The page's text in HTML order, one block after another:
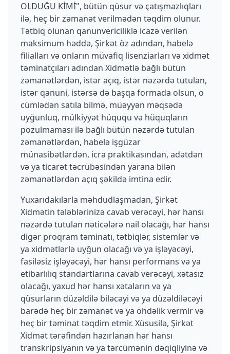
OLDUĞU KİMİ", bütün qüsur və çatışmazlıqları
ilə, heç bir zəmanət verilmədən təqdim olunur.
Tətbiq olunan qanunvericiliklə icazə verilən
maksimum həddə, Şirkət öz adından, habelə
filialları və onların müvafiq lisenziarları və xidmət
təminatçıları adından Xidmətlə bağlı bütün
zəmanətlərdən, istər açıq, istər nəzərdə tutulan,
istər qanuni, istərsə də başqa formada olsun, o
cümlədən satıla bilmə, müəyyən məqsədə
uyğunluq, mülkiyyət hüququ və hüquqların
pozulmaması ilə bağlı bütün nəzərdə tutulan
zəmanətlərdən, habelə işgüzar
münasibətlərdən, icra praktikasından, adətdən
və ya ticarət təcrübəsindən yarana bilən
zəmanətlərdən açıq şəkildə imtina edir.
Yuxarıdakılarla məhdudlaşmadan, Şirkət
Xidmətin tələblərinizə cavab verəcəyi, hər hansı
nəzərdə tutulan nəticələrə nail olacağı, hər hansı
digər proqram təminatı, tətbiqlər, sistemlər və
ya xidmətlərlə uyğun olacağı və ya işləyəcəyi,
fasiləsiz işləyəcəyi, hər hansı performans və ya
etibarlılıq standartlarına cavab verəcəyi, xətasız
olacağı, yaxud hər hansı xətaların və ya
qüsurların düzəldilə biləcəyi və ya düzəldiləcəyi
barədə heç bir zəmanət və ya öhdəlik vermir və
heç bir təminat təqdim etmir. Xüsusilə, Şirkət
Xidmət tərəfindən hazırlanan hər hansı
transkripsiyanın və ya tərcümənin dəqiqliyinə və